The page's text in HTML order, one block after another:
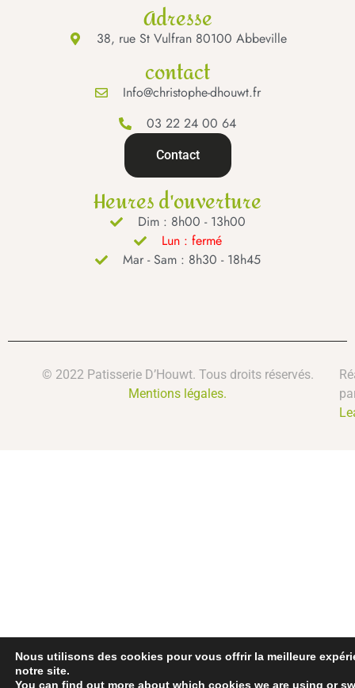
Adresse
38, rue St Vulfran 80100 Abbeville
contact
Info@christophe-dhouwt.fr
03 22 24 00 64
Contact
Heures d'ouverture
Dim : 8h00 - 13h00
Lun : fermé
Mar - Sam : 8h30 - 18h45
© 2022 Patisserie D’Houwt. Tous droits réservés.
Mentions légales.
Nous utilisons des cookies pour vous offrir la meilleure
notre site.
You can find out more about which cookies we are using or